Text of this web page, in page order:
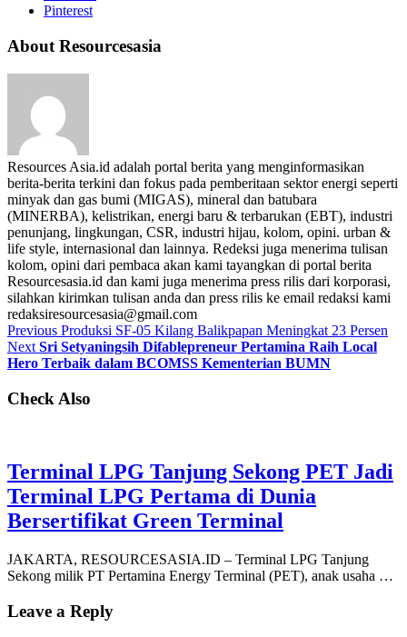
Pinterest
About Resourcesasia
Resources Asia.id adalah portal berita yang menginformasikan
berita-berita terkini dan fokus pada pemberitaan sektor energi seperti
minyak dan gas bumi (MIGAS), mineral dan batubara
(MINERBA), kelistrikan, energi baru & terbarukan (EBT), industri
penunjang, lingkungan, CSR, industri hijau, kolom, opini. urban &
life style, internasional dan lainnya. Redeksi juga menerima tulisan
kolom, opini dari pembaca akan kami tayangkan di portal berita
Resourcesasia.id dan kami juga menerima press rilis dari korporasi,
silahkan kirimkan tulisan anda dan press rilis ke email redaksi kami
redaksiresourcesasia@gmail.com
Previous Produksi SF-05 Kilang Balikpapan Meningkat 23 Persen
Next Sri Setyaningsih Difablepreneur Pertamina Raih Local
Hero Terbaik dalam BCOMSS Kementerian BUMN
Check Also
Terminal LPG Tanjung Sekong PET Jadi
Terminal LPG Pertama di Dunia
Bersertifikat Green Terminal
JAKARTA, RESOURCESASIA.ID – Terminal LPG Tanjung
Sekong milik PT Pertamina Energy Terminal (PET), anak usaha …
Leave a Reply